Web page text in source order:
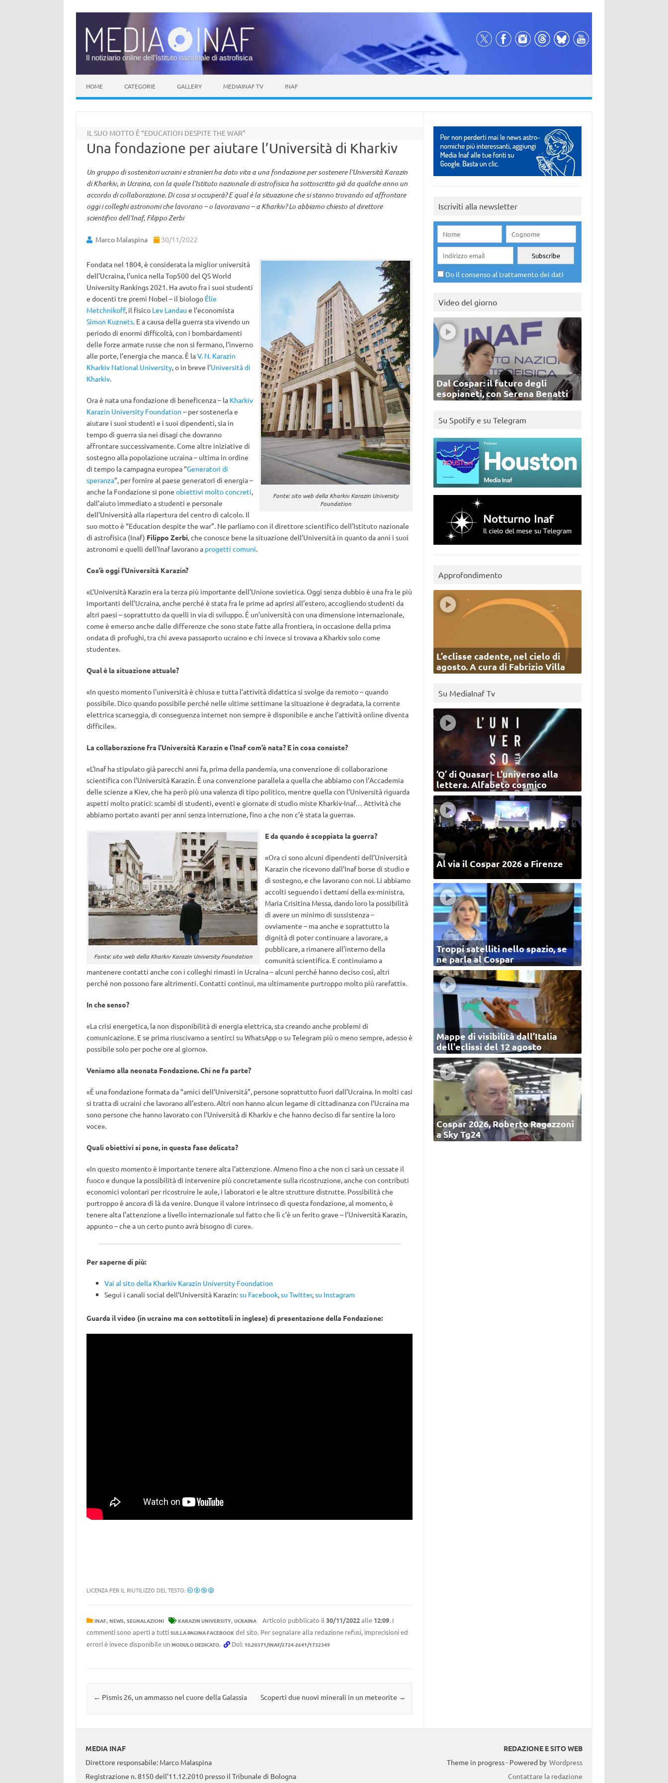
Il notiziario online dell’Istituto nazionale di astrofisica
HOME CATEGORIE GALLERY MEDIAINAF TV INAF
IL SUO MOTTO È “EDUCATION DESPITE THE WAR”
Una fondazione per aiutare l’Università di Kharkiv
Un gruppo di sostenitori ucraini e stranieri ha dato vita a una fondazione per sostenere l’Università Karazin
di Kharkiv, in Ucraina, con la quale l’Istituto nazionale di astrofisica ha sottoscritto già da qualche anno un
accordo di collaborazione. Di cosa si occuperà? E qual è la situazione che si stanno trovando ad affrontare
oggi i colleghi astronomi che lavorano – o lavoravano – a Kharkiv? Lo abbiamo chiesto al direttore
scientifico dell’Inaf, Filippo Zerbi
Marco Malaspina 30/11/2022
Fonte: sito web della Kharkiv Karazin University
Foundation
Fondata nel 1804, è considerata la miglior università
dell’Ucraina, l’unica nella Top500 del QS World
University Rankings 2021. Ha avuto fra i suoi studenti
e docenti tre premi Nobel – il biologo Élie
Metchnikoff, il fisico Lev Landau e l’economista
Simon Kuznets. E a causa della guerra sta vivendo un
periodo di enormi difficoltà, con i bombardamenti
delle forze armate russe che non si fermano, l’inverno
alle porte, l’energia che manca. È laV. N. Karazin
Kharkiv National University, o in breve l’Università di
Kharkiv.
Ora è nata una fondazione di beneficenza – la Kharkiv
Karazin University Foundation – per sostenerla e
aiutare i suoi studenti e i suoi dipendenti, sia in
tempo di guerra sia nei disagi che dovranno
affrontare successivamente. Come altre iniziative di
sostegno alla popolazione ucraina – ultima in ordine
di tempo la campagna europea “Generatori di
speranza”, per fornire al paese generatori di energia –
anche la Fondazione si pone obiettivi molto concreti,
dall’aiuto immediato a studenti e personale
dell’Università alla riapertura del centro di calcolo. Il
suo motto è “Education despite the war”. Ne parliamo con il direttore scientifico dell’Istituto nazionale
di astrofisica (Inaf) Filippo Zerbi, che conosce bene la situazione dell’Università in quanto da anni i suoi
astronomi e quelli dell’Inaf lavorano a progetti comuni.
Cos’è oggi l’Università Karazin?
«L’Università Karazin era la terza più importante dell’Unione sovietica. Oggi senza dubbio è una fra le più
importanti dell’Ucraina, anche perché è stata fra le prime ad aprirsi all’estero, accogliendo studenti da
altri paesi – soprattutto da quelli in via di sviluppo. È un’università con una dimensione internazionale,
come è emerso anche dalle differenze che sono state fatte alla frontiera, in occasione della prima
ondata di profughi, tra chi aveva passaporto ucraino e chi invece si trovava a Kharkiv solo come
studente».
Qual è la situazione attuale?
«In questo momento l’università è chiusa e tutta l’attività didattica si svolge da remoto – quando
possibile. Dico quando possibile perché nelle ultime settimane la situazione è degradata, la corrente
elettrica scarseggia, di conseguenza internet non sempre è disponibile e anche l’attività online diventa
difficile».
La collaborazione fra l’Università Karazin e l’Inaf com’è nata? E in cosa consiste?
«L’Inaf ha stipulato già parecchi anni fa, prima della pandemia, una convenzione di collaborazione
scientifica con l’Università Karazin. È una convenzione parallela a quella che abbiamo con l’Accademia
delle scienze a Kiev, che ha però più una valenza di tipo politico, mentre quella con l’Università riguarda
aspetti molto pratici: scambi di studenti, eventi e giornate di studio miste Kharkiv-Inaf… Attività che
abbiamo portato avanti per anni senza interruzione, fino a che non c’è stata la guerra».
Fonte: sito web della Kharkiv Karazin University Foundation
E da quando è scoppiata la guerra?
«Ora ci sono alcuni dipendenti dell’Università
Karazin che ricevono dall’Inaf borse di studio e
di sostegno, e che lavorano con noi. Li abbiamo
accolti seguendo i dettami della ex-ministra,
Maria Crisitina Messa, dando loro la possibilità
di avere un minimo di sussistenza –
ovviamente – ma anche e soprattutto la
dignità di poter continuare a lavorare, a
pubblicare, a rimanere all’interno della
comunità scientifica. E continuiamo a
mantenere contatti anche con i colleghi rimasti in Ucraina – alcuni perché hanno deciso così, altri
perché non possono fare altrimenti. Contatti continui, ma ultimamente purtroppo molto più rarefatti».
In che senso?
«La crisi energetica, la non disponibilità di energia elettrica, sta creando anche problemi di
comunicazione. E se prima riuscivamo a sentirci su WhatsApp o su Telegram più o meno sempre, adesso è
possibile solo per poche ore al giorno».
Veniamo alla neonata Fondazione. Chi ne fa parte?
«È una fondazione formata da “amici dell’Università”, persone soprattutto fuori dall’Ucraina. In molti casi
si tratta di ucraini che lavorano all’estero. Altri non hanno alcun legame di cittadinanza con l’Ucraina ma
sono persone che hanno lavorato con l’Università di Kharkiv e che hanno deciso di far sentire la loro
voce».
Quali obiettivi si pone, in questa fase delicata?
«In questo momento è importante tenere alta l’attenzione. Almeno fino a che non ci sarà un cessate il
fuoco e dunque la possibilità di intervenire più concretamente sulla ricostruzione, anche con contributi
economici volontari per ricostruire le aule, i laboratori e le altre strutture distrutte. Possibilità che
purtroppo è ancora di là da venire. Dunque il valore intrinseco di questa fondazione, al momento, è
tenere alta l’attenzione a livello internazionale sul fatto che lì c’è un ferito grave – l’Università Karazin,
appunto – che a un certo punto avrà bisogno di cure».
Per saperne di più:
Vai al sito della Kharkiv Karazin University Foundation
Segui i canali social dell’Università Karazin:su Facebook,su Twitter,su Instagram
Guarda il video (in ucraino ma con sottotitoli in inglese) di presentazione della Fondazione:
LICENZA PER IL RIUTILIZZO DEL TESTO:
INAF, NEWS, SEGNALAZIONI KARAZIN UNIVERSITY, UCRAINA Articolo pubblicato il 30/11/2022alle 12:09. I
commenti sono aperti a tutti SULLA PAGINA FACEBOOKdel sito. Per segnalare alla redazione refusi, imprecisioni ed
errori è invece disponibile un MODULO DEDICATO. Doi: 10.20371/INAF/2724-2641/1732349
Navigazione articolo
← Pismis 26, un ammasso nel cuore della Galassia Scoperti due nuovi minerali in un meteorite →
Iscriviti alla newsletter
Do il consenso al trattamento dei dati
Video del giorno
Dal Cospar: il futuro degli
esopianeti, con Serena Benatti
Su Spotify e su Telegram
Approfondimento
L’eclisse cadente, nel cielo di
agosto. A cura di Fabrizio Villa
Su MediaInaf Tv
‘Q’ di Quasar - L'universo alla
lettera. Alfabeto cosmico
Al via il Cospar 2026 a Firenze
Troppi satelliti nello spazio, se
ne parla al Cospar
Mappe di visibilità dall’Italia
dell'eclissi del 12 agosto
Cospar 2026, Roberto Ragazzoni
a Sky Tg24
MEDIA INAF
Direttore responsabile: Marco Malaspina
Registrazione n. 8150 dell’11.12.2010 presso il Tribunale di Bologna
REDAZIONE E SITO WEB
Theme in progress - Powered by Wordpress
Contattare la redazione